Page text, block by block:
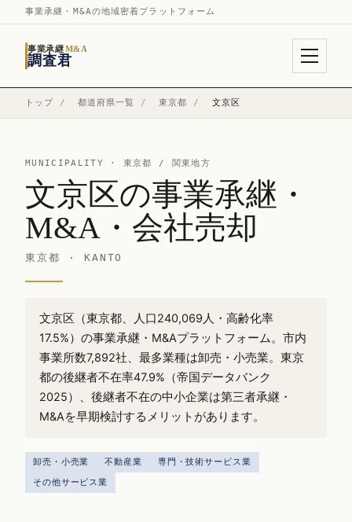
事業承継・M&Aの地域密着プラットフォーム
事業承継M&A
調査君
トップ / 都道府県一覧 / 東京都 / 文京区
MUNICIPALITY · 東京都 / 関東地方
文京区の事業承継・
M&A・会社売却
東京都 · KANTO
文京区（東京都、人口240,069人・高齢化率
17.5%）の事業承継・M&Aプラットフォーム。市内
事業所数7,892社、最多業種は卸売・小売業。東京
都の後継者不在率47.9%（帝国データバンク
2025）、後継者不在の中小企業は第三者承継・
M&Aを早期検討するメリットがあります。
卸売・小売業 不動産業
専門・技術サービス業
その他サービス業